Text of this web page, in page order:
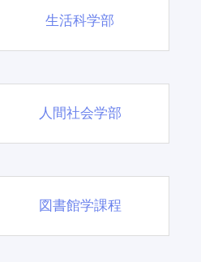
生活科学部
人間社会学部
図書館学課程